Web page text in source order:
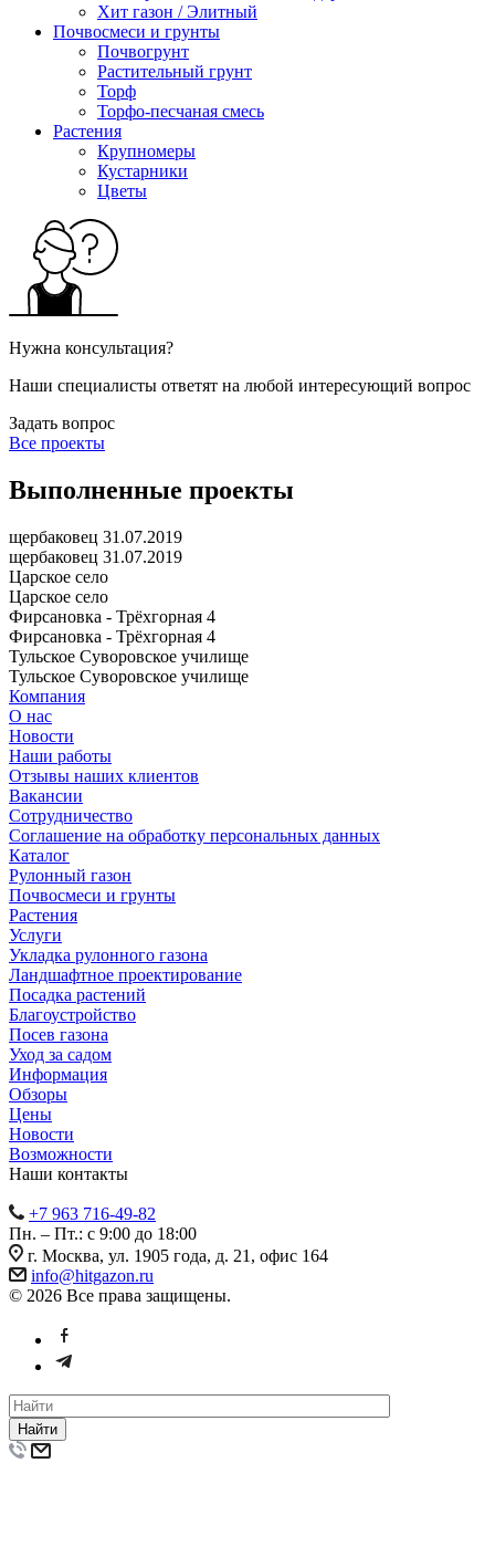
Хит газон / Элитный
Почвосмеси и грунты
Почвогрунт
Растительный грунт
Торф
Торфо-песчаная смесь
Растения
Крупномеры
Кустарники
Цветы
Нужна консультация?
Наши специалисты ответят на любой интересующий вопрос
Задать вопрос
Все проекты
Выполненные проекты
щербаковец 31.07.2019
щербаковец 31.07.2019
Царское село
Царское село
Фирсановка - Трёхгорная 4
Фирсановка - Трёхгорная 4
Тульское Суворовское училище
Тульское Суворовское училище
Компания
О нас
Новости
Наши работы
Отзывы наших клиентов
Вакансии
Сотрудничество
Соглашение на обработку персональных данных
Каталог
Рулонный газон
Почвосмеси и грунты
Растения
Услуги
Укладка рулонного газона
Ландшафтное проектирование
Посадка растений
Благоустройство
Посев газона
Уход за садом
Информация
Обзоры
Цены
Новости
Возможности
Наши контакты
+7 963 716-49-82
Пн. – Пт.: с 9:00 до 18:00
г. Москва, ул. 1905 года, д. 21, офис 164
info@hitgazon.ru
© 2026 Все права защищены.
Найти